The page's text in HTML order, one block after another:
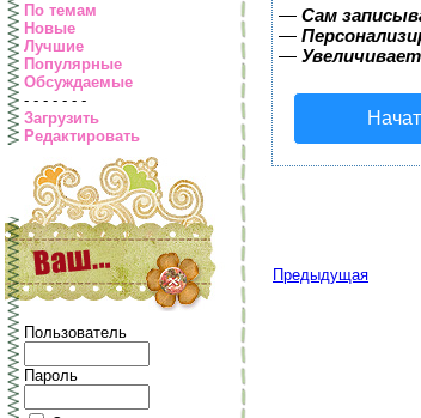
По темам
Новые
Лучшие
Популярные
Обсуждаемые
- - - - - - -
Загрузить
Редактировать
Пользователь
Пароль
— Сам
—
—
Предыдущая